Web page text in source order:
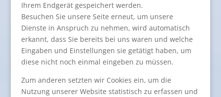
Ihrem Endgerät gespeichert werden.
Besuchen Sie unsere Seite erneut, um unsere
Dienste in Anspruch zu nehmen, wird automatisch
erkannt, dass Sie bereits bei uns waren und welche
Eingaben und Einstellungen sie getätigt haben, um
diese nicht noch einmal eingeben zu müssen.
Zum anderen setzten wir Cookies ein, um die
Nutzung unserer Website statistisch zu erfassen und